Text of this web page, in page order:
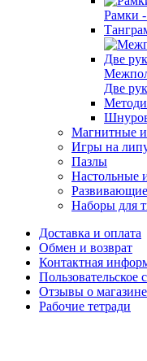
Рамки
Две
Магнитные
Игры на
Пазлы
Настольные
Наборы для
Доставка и оплата
Обмен и возврат
Контактная
Пользовательское
Отзывы о магазине
Рабочие тетради